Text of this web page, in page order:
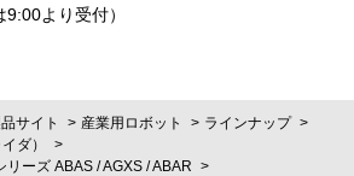
より受付）
サイト 産業用ロボット
ラインナップ
ダ）
ーズ ABAS / AGXS / ABAR